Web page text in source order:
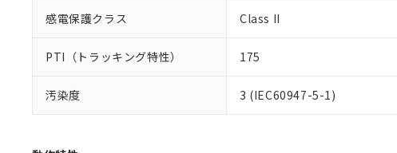
感電保護クラス Class II
PTI（トラッキング特性） 175
汚染度 3 (IEC60947-5-1)